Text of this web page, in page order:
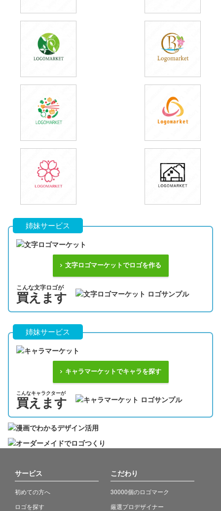
姉妹サービス
文字ロゴマーケットでロゴを作る
こんな文字ロゴが
買えます
姉妹サービス
キャラマーケットでキャラを探す
こんなキャラクターが
買えます
サービス
初めての方へ
ロゴを探す
こだわり
30000個のロゴマーク
厳選プロデザイナー